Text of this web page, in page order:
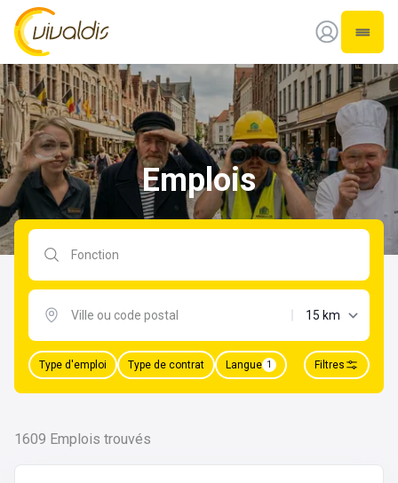
Vivaldis Interim
Ouvrir
Emplois
Rechercher par fonction
distance
Type d'emploi Type de contrat Langue 1 Filtres
1609 Emplois trouvés